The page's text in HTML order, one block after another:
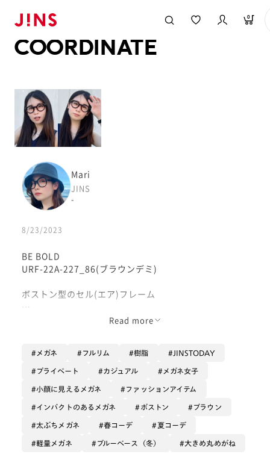
0
COORDINATE
Mari
JINS
-
8/23/2023
BE BOLD
URF-22A-227_86(ブラウンデミ)
ボストン型のセル(エア)フレーム
ユニークな極太が魅力のBE BOLDシリーズが発売で
で見た目に反して軽いです！
バネ丁番採用である程度頭の幅に合わせて動くため、安
定したホールド感とリラックスしたかけ心地が両立して
います。
鼻パッドが一体型で動かないので歪む要素が少ないのも
Read more
メガネ フルリム 樹脂 JINSTODAY
プライベート カジュアル メガネ女子
小顔に見えるメガネ ファッションアイテム
インパクトのあるメガネ ボストン ブラウン
太ぶちメガネ 春コーデ 夏コーデ
軽量メガネ ブルーベース（冬） 大きめ丸めがね